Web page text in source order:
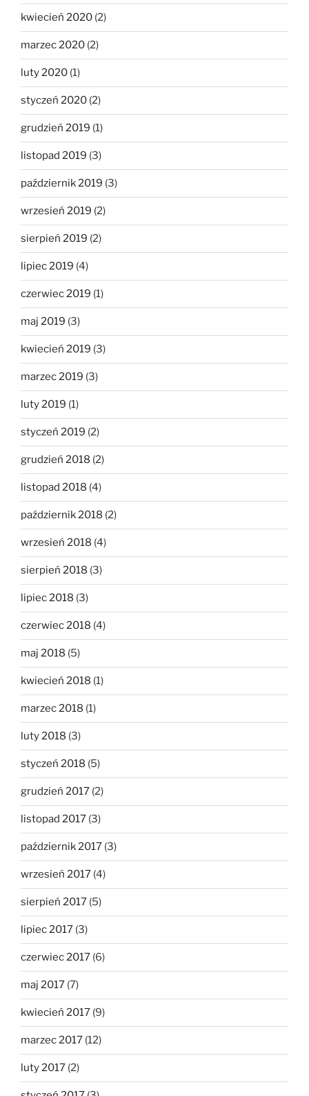
kwiecień 2020 (2)
marzec 2020 (2)
luty 2020 (1)
styczeń 2020 (2)
grudzień 2019 (1)
listopad 2019 (3)
październik 2019 (3)
wrzesień 2019 (2)
sierpień 2019 (2)
lipiec 2019 (4)
czerwiec 2019 (1)
maj 2019 (3)
kwiecień 2019 (3)
marzec 2019 (3)
luty 2019 (1)
styczeń 2019 (2)
grudzień 2018 (2)
listopad 2018 (4)
październik 2018 (2)
wrzesień 2018 (4)
sierpień 2018 (3)
lipiec 2018 (3)
czerwiec 2018 (4)
maj 2018 (5)
kwiecień 2018 (1)
marzec 2018 (1)
luty 2018 (3)
styczeń 2018 (5)
grudzień 2017 (2)
listopad 2017 (3)
październik 2017 (3)
wrzesień 2017 (4)
sierpień 2017 (5)
lipiec 2017 (3)
czerwiec 2017 (6)
maj 2017 (7)
kwiecień 2017 (9)
marzec 2017 (12)
luty 2017 (2)